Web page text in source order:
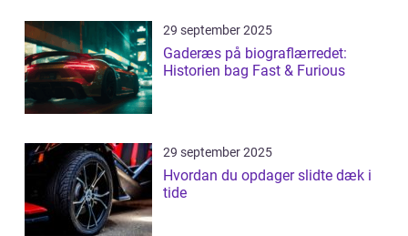
29 september 2025
Gaderæs på biograflærredet:
Historien bag Fast & Furious
29 september 2025
Hvordan du opdager slidte dæk i
tide